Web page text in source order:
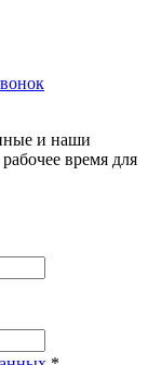
и наши
время для